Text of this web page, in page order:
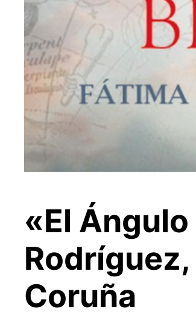
«El
Coruña